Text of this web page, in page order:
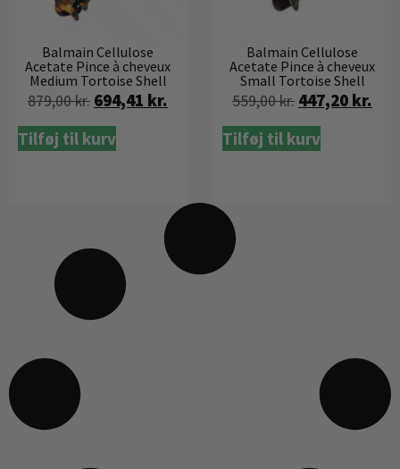
Balmain Cellulose
Acetate Pince à cheveux
Medium Tortoise Shell
879,00kr. 694,41 kr.
Tilføj til kurv
Balmain Cellulose
Acetate Pince à cheveux
Small Tortoise Shell
559,00kr. 447,20 kr.
Tilføj til kurv